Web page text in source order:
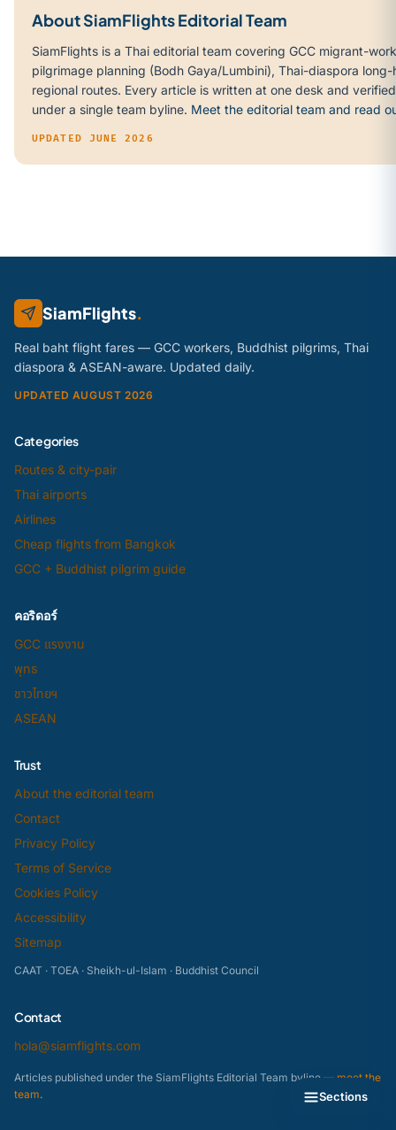
About SiamFlights Editorial Team
SiamFlights is a Thai editorial team covering GCC migrant-
pilgrimage planning (Bodh Gaya/Lumbini), Thai-diaspora long-
regional routes. Every article is written at one desk and
under a single team byline. Meet the editorial team and read
UPDATED JUNE 2026
Sections
SiamFlights.
Real baht flight fares — GCC workers, Buddhist pilgrims, Thai
diaspora & ASEAN-aware. Updated daily.
UPDATED AUGUST 2026
Categories
Routes & city-pair
Thai airports
Airlines
Cheap flights from Bangkok
GCC + Buddhist pilgrim guide
คอริดอร์
GCC แรงงาน
พุทธ
ชาวไทยฯ
ASEAN
Trust
About the editorial team
Contact
Privacy Policy
Terms of Service
Cookies Policy
Accessibility
Sitemap
CAAT · TOEA · Sheikh-ul-Islam · Buddhist Council
Contact
hola@siamflights.com
Articles published under the SiamFlights Editorial Team byline — meet the
team.